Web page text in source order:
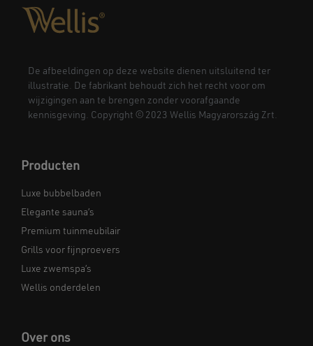
De afbeeldingen op deze website dienen uitsluitend ter
illustratie. De fabrikant behoudt zich het recht voor om
wijzigingen aan te brengen zonder voorafgaande
kennisgeving. Copyright © 2023 Wellis Magyarország Zrt.
Producten
Luxe bubbelbaden
Elegante sauna’s
Premium tuinmeubilair
Grills voor fijnproevers
Luxe zwemspa’s
Wellis onderdelen
Over ons